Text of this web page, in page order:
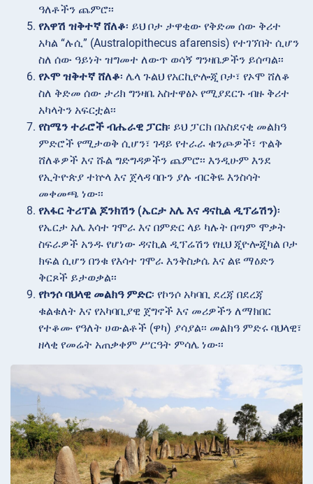
ዓለቶችን ጨምሮ፡፡
የአዋሽ ዝቅተኛ ሸለቆ፡ ይህ ቦታ ታዋቂው የቅድመ ሰው ቅሪተ
አካል “ሉሲ” (Australopithecus afarensis) የተገኘበት ሲሆን
ስለ ሰው ዓይነት ዝግመተ ለውጥ ወሳኝ ግንዛቤዎችን ይሰጣል፡፡
የኦሞ ዝቅተኛ ሸለቆ፡ ሌላ ጉልህ የአርኪዮሎጂ ቦታ፣ የኦሞ ሸለቆ
ስለ ቅድመ ሰው ታሪክ ግንዛቤ አስተዋፅኦ የሚያደርጉ ብዙ ቅሪተ
አካላትን አፍርቷል፡፡
የስሜን ተራሮች ብሔራዊ ፓርክ፡ ይህ ፓርክ በአስደናቂ መልክዓ
ምድሮች የሚታወቅ ሲሆን፣ ገዳይ የተራራ ቁንጮዎች፣ ጥልቅ
ሸለቆዎች እና ሹል ግድግዳዎችን ጨምሮ፡፡ እንዲሁም እንደ
የኢትዮጵያ ተኵላ እና ጀላዳ ባቡን ያሉ ብርቅዬ እንስሳት
መቀመጫ ነው፡፡
የአፋር ትሪፕል ጆንክሽን (ኤርታ አሌ እና ዳናኪል ዲፕሬሽን)፡
የኤርታ አሌ እሳተ ገሞራ እና በምድር ላይ ካሉት በጣም ሞቃት
ስፍራዎች አንዱ የሆነው ዳናኪል ዲፕሬሽን የዚህ ጂዮሎጂካል ቦታ
ክፍል ሲሆን በንቁ የእሳተ ገሞራ እንቅስቃሴ እና ልዩ ማዕድን
ቅርጾች ይታወቃል፡፡
የኮንሶ ባህላዊ መልክዓ ምድር፡ የኮንሶ አካባቢ ደረጃ በደረጃ
ቁልቁለት እና የአካባቢያዊ ጀግኖች እና መሪዎችን ለማክበር
የተቆሙ የዓለት ሀውልቶች (ዋካ) ያሳያል፡፡ መልክዓ ምድሩ ባህላዊ፣
ዘላቂ የመሬት አጠቃቀም ሥርዓት ምሳሌ ነው፡፡